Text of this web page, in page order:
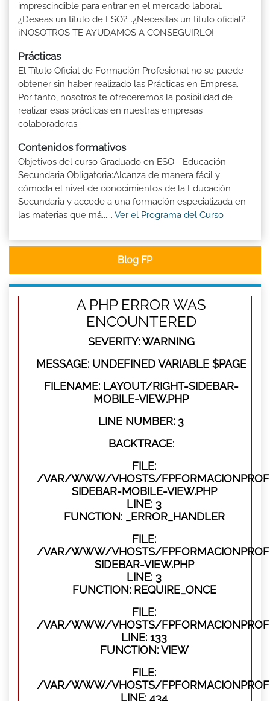
imprescindible para entrar en el mercado laboral.
¿Deseas un título de ESO?...¿Necesitas un título oficial?...
¡NOSOTROS TE AYUDAMOS A CONSEGUIRLO!
Prácticas
El Título Oficial de Formación Profesional no se puede
obtener sin haber realizado las Prácticas en Empresa.
Por tanto, nosotros te ofreceremos la posibilidad de
realizar esas prácticas en nuestras empresas
colaboradoras.
Contenidos formativos
Objetivos del curso Graduado en ESO - Educación
Secundaria Obligatoria:Alcanza de manera fácil y
cómoda el nivel de conocimientos de la Educación
Secundaria y accede a una formación especializada en
las materias que má...... Ver el Programa del Curso
Blog FP
A PHP ERROR WAS
ENCOUNTERED
SEVERITY: WARNING
MESSAGE: UNDEFINED VARIABLE $PAGE
FILENAME: LAYOUT/RIGHT-SIDEBAR-
MOBILE-VIEW.PHP
LINE NUMBER: 3
BACKTRACE:
FILE:
/VAR/WWW/VHOSTS/
SIDEBAR-MOBILE-VIEW.PHP
LINE: 3
FUNCTION: _ERROR_HANDLER
FILE:
/VAR/WWW/VHOSTS/
SIDEBAR-VIEW.PHP
LINE: 3
FUNCTION: REQUIRE_ONCE
FILE:
/VAR/WWW/VHOSTS/
LINE: 133
FUNCTION: VIEW
FILE:
/VAR/WWW/VHOSTS/
LINE: 434